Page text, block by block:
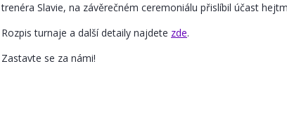
trenéra Slavie, na závěrečném ceremoniálu přislíbil účast
Rozpis turnaje a další detaily najdete zde.
Zastavte se za námi!